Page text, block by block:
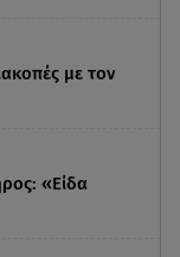
με τον
«Είδα